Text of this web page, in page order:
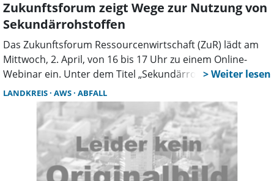
Zukunftsforum zeigt Wege zur Nutzung von
Sekundärrohstoffen
Das Zukunftsforum Ressourcenwirtschaft (ZuR) lädt am
Mittwoch, 2. April, von 16 bis 17 Uhr zu einem Online-
Webinar ein. Unter dem Titel „Sekundärrohstoffe – Zu
schade für die Tonne“ erfahren Vertreter aus
Unternehmen aller Branchen, wie sie Abfälle durch
richtige Trennung und Sortierung in wertvolle
Sekundärrohstoffe verwandeln können.
LANDKREIS AWS ABFALL